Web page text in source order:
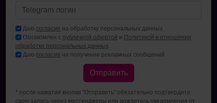
Даю согласие на обработку персональных данных
Ознакомлен с публичной офертой и Политикой в отношении
обработки персональных данных
Даю согласие на получение рекламных сообщений
Отправить
* после нажатия кнопки "Отправить" обязательно подтвердите
свою запись через мессенджеры или дождитесь уведомления от